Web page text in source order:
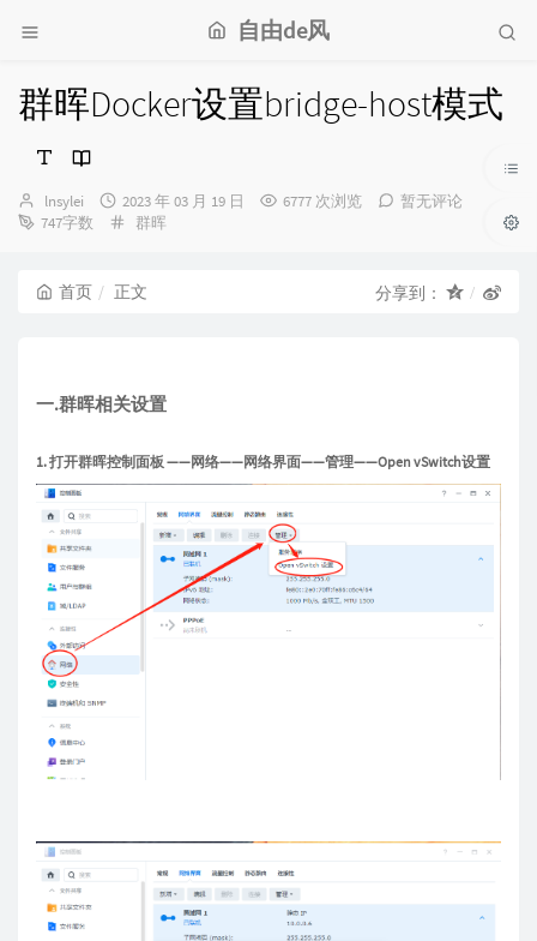
自由de风
群晖Docker设置bridge-host模式
博
主：
lnsylei
发
布
2023 年 03 月 19 日 6777 次浏览
暂无评论
747字数
分
群晖
首页 正文 分享到：
一.群晖相关设置
1. 打开群晖控制面板 ——网络——网络界面——管理——Open vSwitch设置